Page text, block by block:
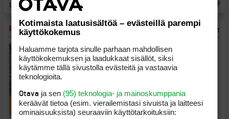
Lohja, Uusimaa
Myydään Mailat
50 €
Titleist Vokey SM7 56 10s
Regular
Kotimaista laatusisältöä – evästeillä parempi
käyttökokemus
Haluamme tarjota sinulle parhaan mahdollisen
käyttökokemuksen ja laadukkaat sisällöt, siksi
käytämme tällä sivustolla evästeitä ja vastaavia
teknologioita.
Otava ja sen (95) teknologia- ja mainoskumppania
keräävät tietoa (esim. vierailemis­tasi sivuista ja laitteesi
ominaisuuk­sista) seuraaviin käyttötarkoituksiin: